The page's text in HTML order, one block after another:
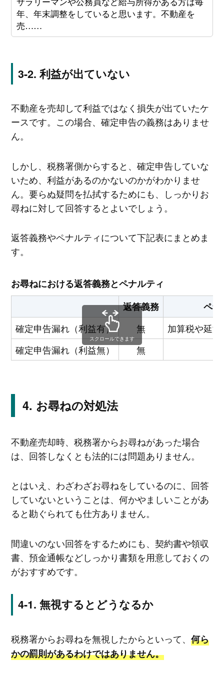
年、年末調整をしていると思います。不動産を
売……
利益が出ていない
不動産を売却して利益ではなく損失が出ていたケ
ースです。この場合、確定申告の義務はありませ
ん。
しかし、税務署側からすると、確定申告していな
いため、利益があるのかないのかがわかりませ
ん。要らぬ疑問を払拭するためにも、しっかりお
尋ねに対して回答するとよいでしょう。
返答義務やペナルティについて下記表にまとめま
す。
お尋ねにおける返答義務とペナルティ
返答義務
ペ
確定申告漏れ（利益有）
無
加算税や延
確定申告漏れ（利益無）
無
スクロールできます
お尋ねの対処法
不動産売却時、税務署からお尋ねがあった場合
は、回答しなくとも法的には問題ありません。
とはいえ、わざわざお尋ねをしているのに、回答
していないということは、何かやましいことがあ
ると勘ぐられても仕方ありません。
間違いのない回答をするためにも、契約書や領収
書、預金通帳などしっかり書類を用意しておくの
がおすすめです。
無視するとどうなるか
税務署からお尋ねを無視したからといって、 何ら
かの罰則があるわけではありません。